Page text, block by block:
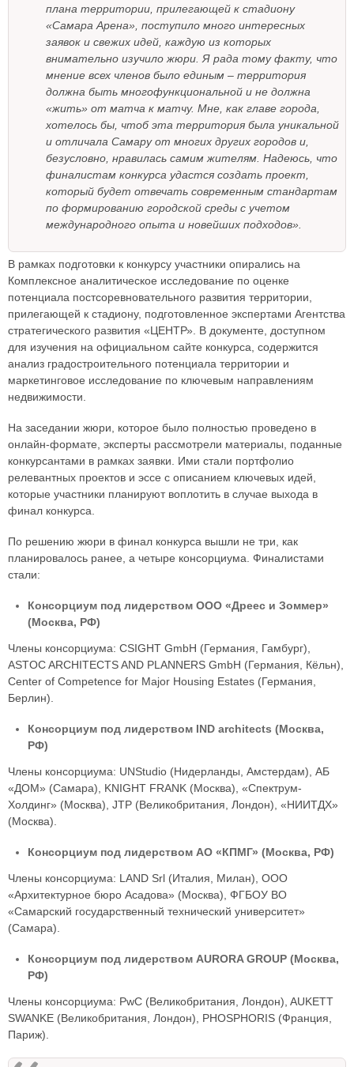
плана территории, прилегающей к стадиону
«Самара Арена», поступило много интересных
заявок и свежих идей, каждую из которых
внимательно изучило жюри. Я рада тому факту, что
мнение всех членов было единым – территория
должна быть многофункциональной и не должна
«жить» от матча к матчу. Мне, как главе города,
хотелось бы, чтоб эта территория была уникальной
и отличала Самару от многих других городов и,
безусловно, нравилась самим жителям. Надеюсь, что
финалистам конкурса удастся создать проект,
который будет отвечать современным стандартам
по формированию городской среды с учетом
международного опыта и новейших подходов».
В рамках подготовки к конкурсу участники опирались на
Комплексное аналитическое исследование по оценке
потенциала постсоревновательного развития территории,
прилегающей к стадиону, подготовленное экспертами Агентства
стратегического развития «ЦЕНТР». В документе, доступном
для изучения на официальном сайте конкурса, содержится
анализ градостроительного потенциала территории и
маркетинговое исследование по ключевым направлениям
недвижимости.
На заседании жюри, которое было полностью проведено в
онлайн-формате, эксперты рассмотрели материалы, поданные
конкурсантами в рамках заявки. Ими стали портфолио
релевантных проектов и эссе с описанием ключевых идей,
которые участники планируют воплотить в случае выхода в
финал конкурса.
По решению жюри в финал конкурса вышли не три, как
планировалось ранее, а четыре консорциума. Финалистами
стали:
Консорциум под лидерством ООО «Дреес и Зоммер»
(Москва, РФ)
Члены консорциума: CSIGHT GmbH (Германия, Гамбург),
ASTOC ARCHITECTS AND PLANNERS GmbH (Германия, Кёльн),
Center of Competence for Major Housing Estates (Германия,
Берлин).
Консорциум под лидерством IND architects (Москва,
РФ)
Члены консорциума: UNStudio (Нидерланды, Амстердам), АБ
«ДОМ» (Самара), KNIGHT FRANK (Москва), «Спектрум-
Холдинг» (Москва), JTP (Великобритания, Лондон), «НИИТДХ»
(Москва).
Консорциум под лидерством АО «КПМГ» (Москва, РФ)
Члены консорциума: LAND Srl (Италия, Милан), ООО
«Архитектурное бюро Асадова» (Москва), ФГБОУ ВО
«Самарский государственный технический университет»
(Самара).
Консорциум под лидерством AURORA GROUP (Москва,
РФ)
Члены консорциума: PwC (Великобритания, Лондон), AUKETT
SWANKE (Великобритания, Лондон), PHOSPHORIS (Франция,
Париж).